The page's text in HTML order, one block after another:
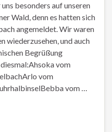
besonders auf unseren
Wald, denn es hatten sich
angemeldet. Wir waren
wiederzusehen, und auch
Begrüßung
vom
vom
vom …